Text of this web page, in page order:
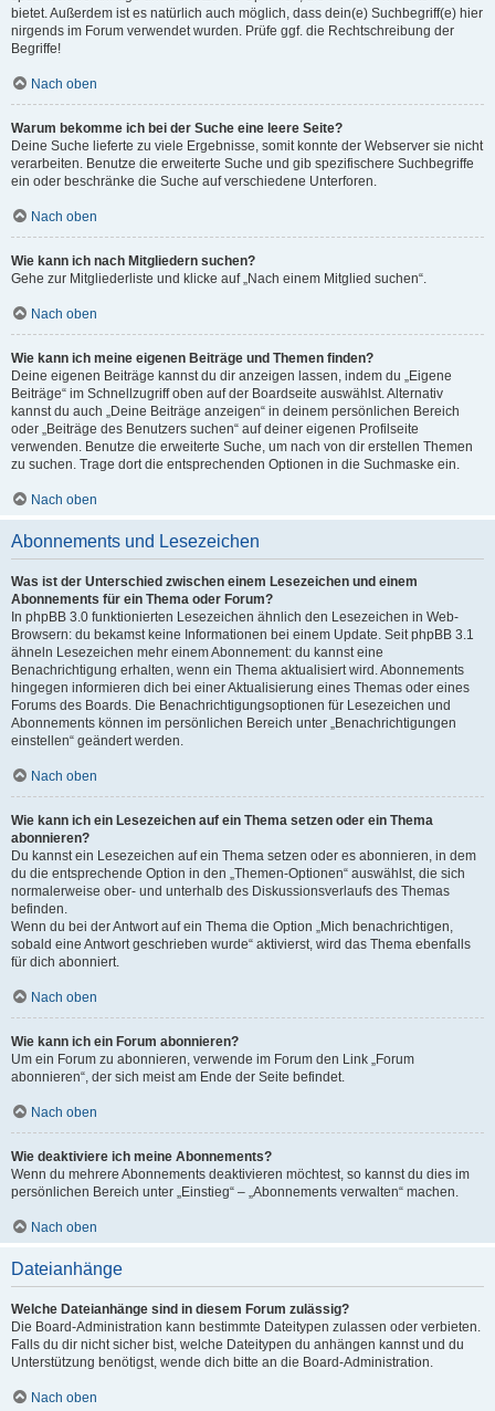
bietet. Außerdem ist es natürlich auch möglich, dass dein(e) Suchbegriff(e) hier
nirgends im Forum verwendet wurden. Prüfe ggf. die Rechtschreibung der
Begriffe!
Nach oben
Warum bekomme ich bei der Suche eine leere Seite?
Deine Suche lieferte zu viele Ergebnisse, somit konnte der Webserver sie nicht
verarbeiten. Benutze die erweiterte Suche und gib spezifischere Suchbegriffe
ein oder beschränke die Suche auf verschiedene Unterforen.
Nach oben
Wie kann ich nach Mitgliedern suchen?
Gehe zur Mitgliederliste und klicke auf „Nach einem Mitglied suchen“.
Nach oben
Wie kann ich meine eigenen Beiträge und Themen finden?
Deine eigenen Beiträge kannst du dir anzeigen lassen, indem du „Eigene
Beiträge“ im Schnellzugriff oben auf der Boardseite auswählst. Alternativ
kannst du auch „Deine Beiträge anzeigen“ in deinem persönlichen Bereich
oder „Beiträge des Benutzers suchen“ auf deiner eigenen Profilseite
verwenden. Benutze die erweiterte Suche, um nach von dir erstellen Themen
zu suchen. Trage dort die entsprechenden Optionen in die Suchmaske ein.
Nach oben
Abonnements und Lesezeichen
Was ist der Unterschied zwischen einem Lesezeichen und einem
Abonnements für ein Thema oder Forum?
In phpBB 3.0 funktionierten Lesezeichen ähnlich den Lesezeichen in Web-
Browsern: du bekamst keine Informationen bei einem Update. Seit phpBB 3.1
ähneln Lesezeichen mehr einem Abonnement: du kannst eine
Benachrichtigung erhalten, wenn ein Thema aktualisiert wird. Abonnements
hingegen informieren dich bei einer Aktualisierung eines Themas oder eines
Forums des Boards. Die Benachrichtigungsoptionen für Lesezeichen und
Abonnements können im persönlichen Bereich unter „Benachrichtigungen
einstellen“ geändert werden.
Nach oben
Wie kann ich ein Lesezeichen auf ein Thema setzen oder ein Thema
abonnieren?
Du kannst ein Lesezeichen auf ein Thema setzen oder es abonnieren, in dem
du die entsprechende Option in den „Themen-Optionen“ auswählst, die sich
normalerweise ober- und unterhalb des Diskussionsverlaufs des Themas
befinden.
Wenn du bei der Antwort auf ein Thema die Option „Mich benachrichtigen,
sobald eine Antwort geschrieben wurde“ aktivierst, wird das Thema ebenfalls
für dich abonniert.
Nach oben
Wie kann ich ein Forum abonnieren?
Um ein Forum zu abonnieren, verwende im Forum den Link „Forum
abonnieren“, der sich meist am Ende der Seite befindet.
Nach oben
Wie deaktiviere ich meine Abonnements?
Wenn du mehrere Abonnements deaktivieren möchtest, so kannst du dies im
persönlichen Bereich unter „Einstieg“ – „Abonnements verwalten“ machen.
Nach oben
Dateianhänge
Welche Dateianhänge sind in diesem Forum zulässig?
Die Board-Administration kann bestimmte Dateitypen zulassen oder verbieten.
Falls du dir nicht sicher bist, welche Dateitypen du anhängen kannst und du
Unterstützung benötigst, wende dich bitte an die Board-Administration.
Nach oben